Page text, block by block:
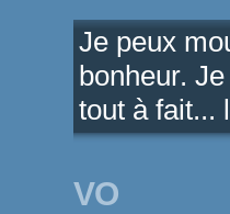
Je peux
bonheur.
tout à fait...
VO